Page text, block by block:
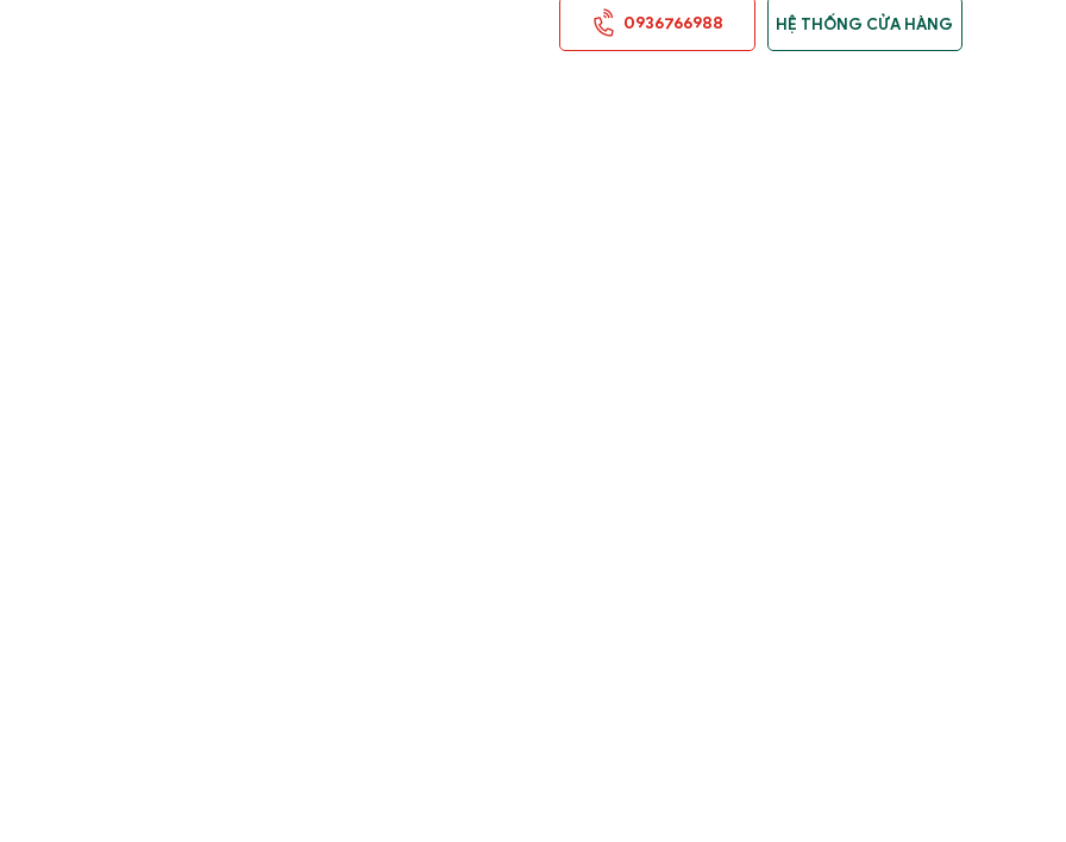
0936766988 HỆ THỐNG CỬA HÀNG